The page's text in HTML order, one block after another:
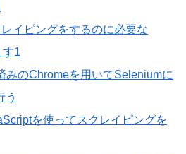
イピングをするのに必要な
す1
みのChromeを用いてSeleniumに
う
を使ってスクレイピングを